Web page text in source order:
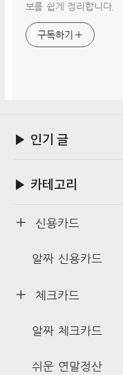
보를 쉽게 정리합니다.
구독하기
▶ 인기 글
▶ 카테고리
신용카드
알짜 신용카드
체크카드
알짜 체크카드
쉬운 연말정산